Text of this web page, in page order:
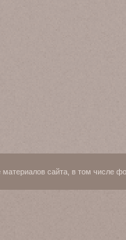
сайта, в том числе